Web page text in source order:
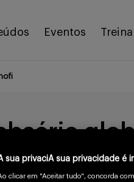
Eventos
sua privaciA sua privacidade
clicar em "Aceitar tudo", concorda